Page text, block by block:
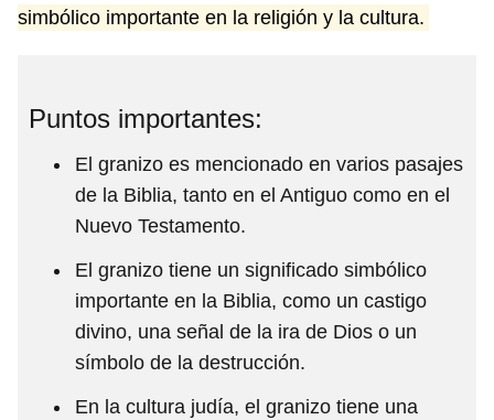
simbólico importante en la religión y la cultura.
Puntos importantes:
El granizo es mencionado en varios pasajes
de la Biblia, tanto en el Antiguo como en el
Nuevo Testamento.
El granizo tiene un significado simbólico
importante en la Biblia, como un castigo
divino, una señal de la ira de Dios o un
símbolo de la destrucción.
En la cultura judía, el granizo tiene una